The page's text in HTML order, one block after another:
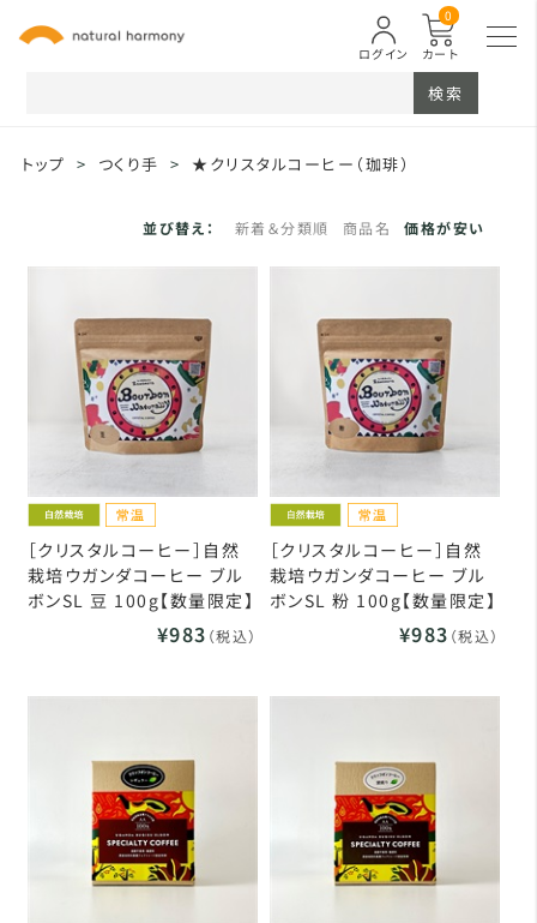
カート
0
ログイン
検索
トップ > つくり手 > ★クリスタルコーヒー（珈琲）
並び替え： 新着＆分類順 商品名 価格が安い
［クリスタルコーヒー］自然
栽培ウガンダコーヒー ブル
ボンSL 豆 100g【数量限定】
¥983 （税込）
［クリスタルコーヒー］自然
栽培ウガンダコーヒー ブル
ボンSL 粉 100g【数量限定】
¥983 （税込）